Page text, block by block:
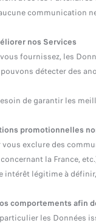
communication
nos Services
fournissez, les
détecter des
de garantir les
promotionnelles
exclure des
la France,
intérêt légitime à
comportements afin
les Données